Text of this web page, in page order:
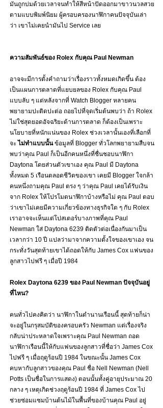
มันถูกบ่มด้วยเวลาจนทำให้สีหน้าปัดออกมาขาวนวลสวย
ตามแบบพิมพ์นิยม ผู้ครอบครองนาฬิกาคนปัจจุบันเล่า
ว่า เขาไม่เคยนำมันไป Service เลย
ความสัมพันธ์ของ Rolex กับคุณ Paul Newman
อาจจะมีการตั้งคำถามว่าเรื่องราวทั้งหมดเกิดขึ้น ต้อง
เป็นแผนการตลาดที่แยบยลของ Rolex กับคุณ Paul
แบบลับ ๆ แต่หลังจากที่ Watch Blogger หลายคน
พยายามปะติดปะต่อ ถอยไปที่จุดเริ่มต้นพบว่า ถ้า Rolex
ไม่ใช่สุดยอดอัจฉริยะด้านการตลาด ก็ต้องเป็นเพราะ
นโยบายที่หนักแน่นของ Rolex ช่วงเวลานั้นเองที่เลือกที่
จะ ไม่ทำแบบนั้น ข้อมูลที่ Blogger ทั่วโลกพยายามสืบจน
พบว่าคุณ Paul ก็เป็นอีกคนหนึ่งที่ชื่นชอบนาฬิกา
Daytona โดยส่วนตัวเขาเอง คุณ Paul มี Daytona
ทั้งหมด 5 เรือนตลอดชีวิตของเขา เคยมี Blogger ใจกล้า
คนหนึ่งถามคุณ Paul ตรง ๆ ว่าคุณ Paul เคยได้รับเงิน
จาก Rolex ให้โปรโมตนาฬิกาบ้างหรือไม่ คุณ Paul ตอบ
ว่าเขาไม่เคยมีความเกี่ยวข้องทางธุรกิจใด ๆ กับ Rolex
เราอาจจะเห็นแต่โปสเตอร์บางภาพที่คุณ Paul
Newman ใส่ Daytona 6239 ติดตัวต่อเนื่องกันมาเป็น
เวลากว่า 10 ปี แปลว่ามาจากความตั้งใจของเขาเอง จน
กระทั่งวันสุดท้ายเขาได้ถอดให้กับ James Cox แฟนของ
ลูกสาวไปฟรี ๆ เมื่อปี 1984
Rolex Daytona 6239 ของ Paul Newman ปัจจุบันอยู่
ที่ไหน?
คนทั่วไปคงคิดว่า นาฬิกาในตำนานเรือนนี้ สุดท้ายก็น่า
จะอยู่ในกรุสมบัติของครอบครัว Newman แต่เรื่องจริง
กลับน่าประหลาดใจเพราะคุณ Paul Newman ถอด
นาฬิกาเรือนนี้ให้กับแฟนของลูกสาวที่ชื่อว่า James Cox
ไปฟรี ๆ เมื่อฤดูร้อนปี 1984 ในขณะนั้น James Cox
คบหากับลูกสาวของคุณ Paul ชื่อ Nell Newman (Nell
Potts เป็นชื่อในการแสดง) ตอนนั้นทั้งคู่อายุประมาณ 20
กลาง ๆ เหตุเกิดช่วงฤดูร้อนปี 1984 ที่ James Cox ไป
ช่วยซ่อมแซมบ้านต้นไม้ในพื้นที่ของบ้านคุณ Paul อยู่